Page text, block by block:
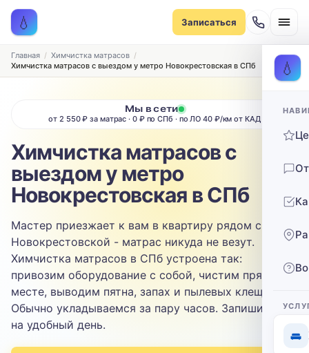
💧 Записаться
Записаться на химчистку
Рассчитаем стоимость и подберём удобное время
ТИП МЕБЕЛИ
ТИП ОБИВКИ
Выберите ткань…
ЗАГРЯЗНЕНИЕ
Выберите загрязнение…
ТЕЛЕФОН
Отправить
Нажимая кнопку, вы соглашаетесь сполитикой конфиденциальности
💧
Главная
Химчистка матрасов
Химчистка матрасов с выездом у метро Новокрестовская в СПб
Мы в сети
от 2 550 ₽ за матрас · 0 ₽ по СПб · по ЛО 40 ₽/км от КАД
Химчистка матрасов с
выездом у метро
Новокрестовская в СПб
Мастер приезжает к вам в квартиру рядом с
Новокрестовской - матрас никуда не везут.
Химчистка матрасов в СПб устроена так:
привозим оборудование с собой, чистим прямо на
месте, выводим пятна, запах и пылевых клещей.
Обычно укладываемся за пару часов. Запишитесь
на удобный день.